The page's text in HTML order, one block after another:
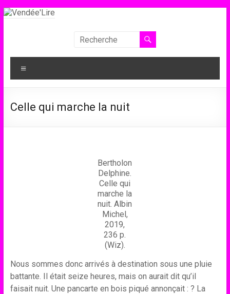
Aller
Vendée'Lire
Le
prix
collégiens
Celle qui marche la nuit
Bertholon
Delphine.
Celle qui
marche la
nuit. Albin
Michel,
2019,
236 p.
(Wiz).
Nous sommes donc arrivés à destination sous une pluie
battante. Il était seize heures, mais on aurait dit qu’il
faisait nuit. Une pancarte en bois piqué annonçait : ? La